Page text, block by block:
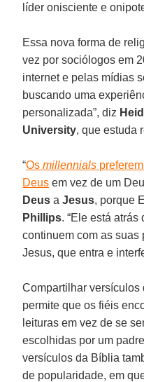
líder onisciente e
Essa nova forma de
vez por sociólogos em
internet e pelas mídias
buscando uma
personalizada”, diz
University, que estuda
“Osmillennials
Deus em vez de um
Deus aJesus, porque
Phillips. “Ele está
continuem com as suas
Jesus, que entra e
Compartilhar versículos
permite que os fiéis
leituras em vez de se
escolhidas por um
versículos da Bíblia
de popularidade, em